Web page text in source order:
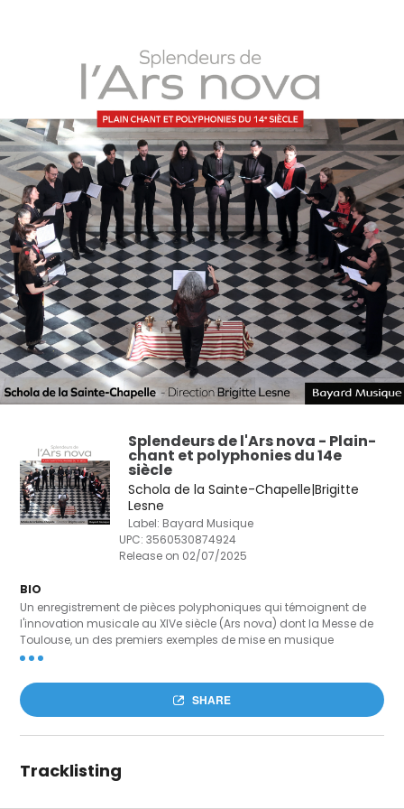
Splendeurs de l'Ars nova - Plain-
chant et polyphonies du 14e
siècle
Schola de la Sainte-Chapelle|Brigitte
Lesne
Label: Bayard Musique
UPC:3560530874924
Release on 02/07/2025
BIO
Un enregistrement de pièces polyphoniques qui témoignent de
l'innovation musicale au XIVe siècle (Ars nova) dont la Messe de
Toulouse, un des premiers exemples de mise en musique
polyphonique de l'ordinaire de la messe. Malgré un contexte
XIVe siècle connaît une grande vitalité artistique. Comme pour la
peinture et la sculpture, la musique innove et le courant que l'on
appelle Ars nova voit naître des œuvres où la polyphonie — qui
sera dominante à la Renaissance — tient désormais une place
— la Messe de Toulouse — une messe que l'on connaît grâce à un
manuscrit de cette époque conservé dans la bibliothèque
SHARE
Tracklisting